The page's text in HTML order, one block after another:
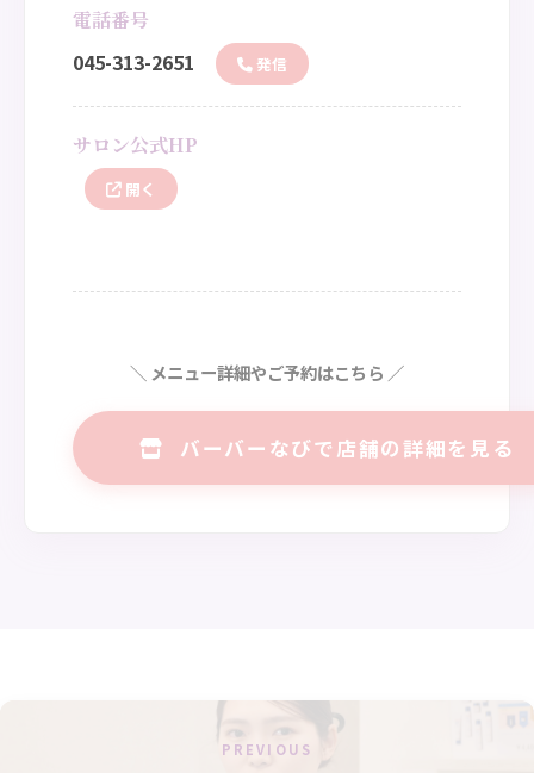
電話番号
045-313-2651 発信
サロン公式HP
開く
＼ メニュー詳細やご予約はこちら ／
バーバーなびで店舗の詳細を見る
PREVIOUS